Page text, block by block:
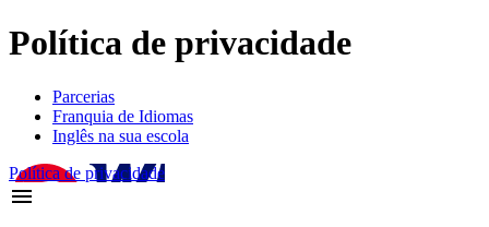
Política de privacidade
Parcerias
Franquia de Idiomas
Inglês na sua escola
Política de privacidade
menu